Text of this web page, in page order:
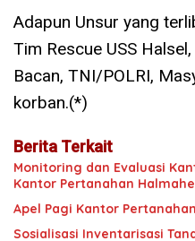
Adapun Unsur yang
Tim Rescue USS
Bacan, TNI/POLRI,
korban.(*)
Berita Terkait
Monitoring dan Evaluasi
Kantor Pertanahan
Apel Pagi Kantor
Sosialisasi Inventarisasi